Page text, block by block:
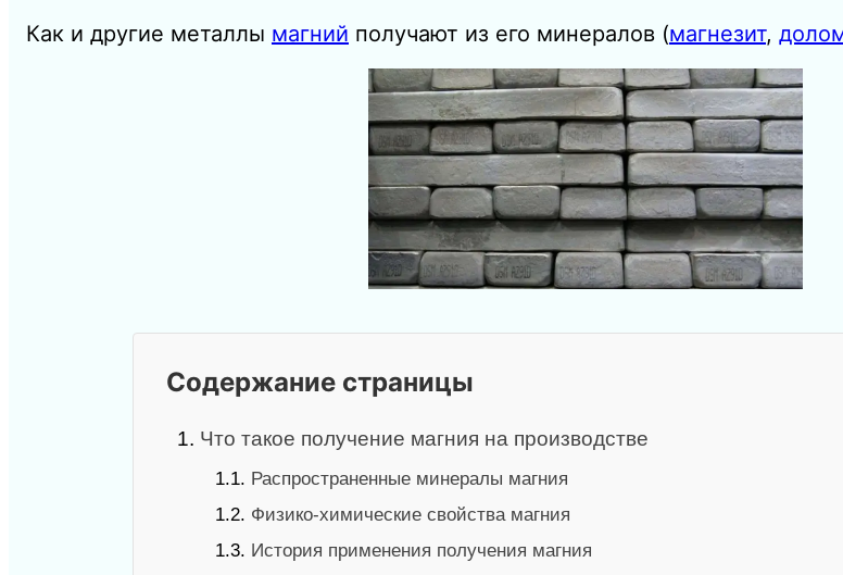
Как и другие металлы магний получают из его минералов (магнезит,
Содержание страницы
1. Что такое получение магния на производстве
1.1. Распространенные минералы магния
1.2. Физико-химические свойства магния
1.3. История применения получения магния